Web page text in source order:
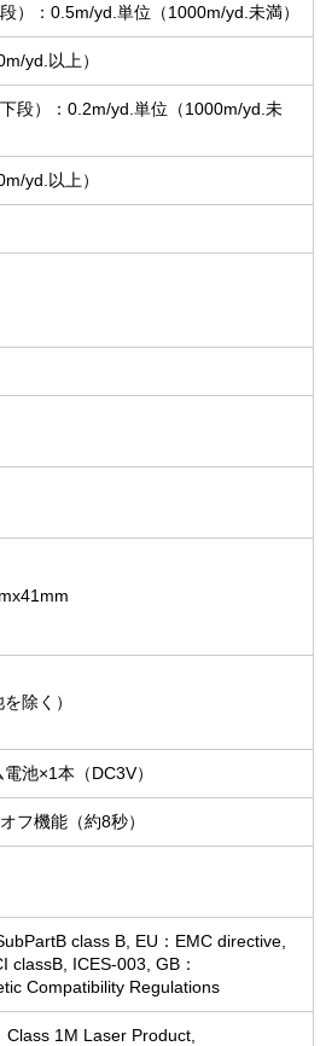
）：0.5m/yd.単位（1000m/yd.未満）
yd.以上）
段）：0.2m/yd.単位（1000m/yd.未
yd.以上）
除く）
池×1本（DC3V）
フ機能（約8秒）
class B, EU：EMC directive,
classB, ICES-003, GB：
Compatibility Regulations
Class 1M Laser Product,